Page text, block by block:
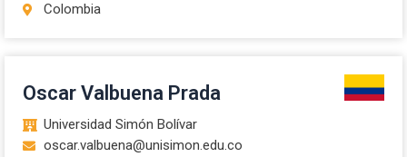
Colombia
Oscar Valbuena Prada
Universidad Simón Bolívar
oscar.valbuena@unisimon.edu.co